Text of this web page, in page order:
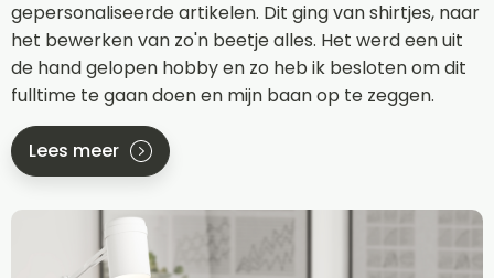
gepersonaliseerde artikelen. Dit ging van shirtjes, naar
het bewerken van zo'n beetje alles. Het werd een uit
de hand gelopen hobby en zo heb ik besloten om dit
fulltime te gaan doen en mijn baan op te zeggen.
Lees meer